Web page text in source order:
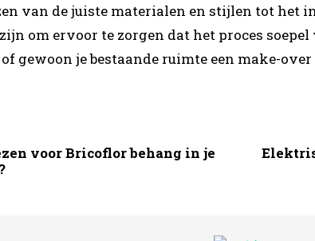
van de juiste materialen en stijlen tot het
om ervoor te zorgen dat het proces
gewoon je bestaande ruimte een make-
voor Bricoflor behang in je